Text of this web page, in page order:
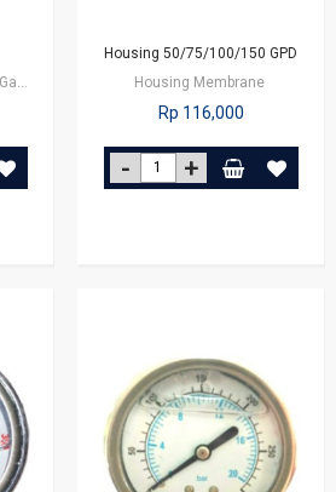
Housing 50/75/100/150 GPD
Housing Membrane
Rp 116,000